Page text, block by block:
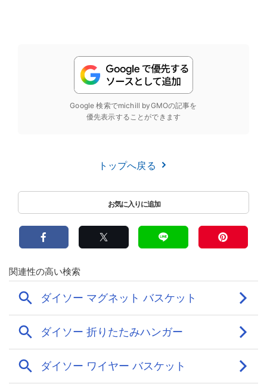
Google 検索でmichill byGMOの記事を
優先表示することができます
トップへ戻る